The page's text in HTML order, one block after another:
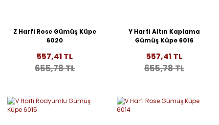
Z Harfi Rose Gümüş Küpe
6020
557,41 TL
655,78 TL
Y Harfi Altın Kaplama
Gümüş Küpe 6016
557,41 TL
655,78 TL